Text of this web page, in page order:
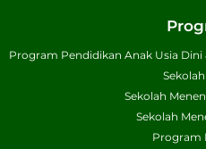
Program Pendidikan Anak Usia
Sekolah
Sekolah
Program